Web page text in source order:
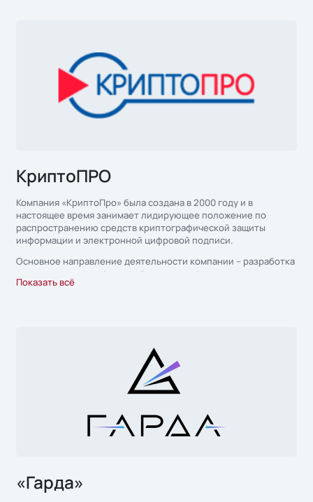
КриптоПРО
Компания «КриптоПро» была создана в 2000 году и в
настоящее время занимает лидирующее положение по
распространению средств криптографической защиты
информации и электронной цифровой подписи.
Основное направление деятельности компании – разработка
средств криптографической защиты информации и развитие
Инфраструктуры Открытых Ключей (Public Key Infrastructure)
Показать всё
«Гарда»